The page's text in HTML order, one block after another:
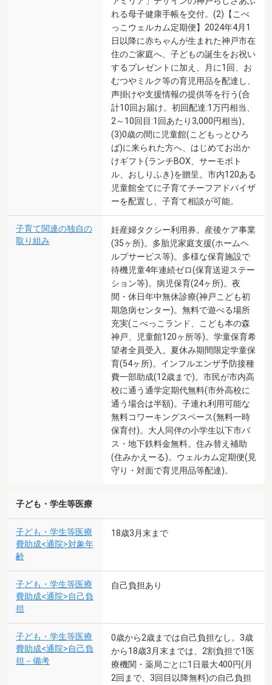
れる母子健康手帳を交付。(2)【こべ
っこウェルカム定期便】2024年4月1
日以降に赤ちゃんが生まれた神戸市在
住のご家庭へ、子どもの誕生をお祝い
するプレゼントに加え、月に1回、お
むつやミルク等の育児用品を配達し、
声掛けや支援情報の提供等を行う(合
計10回お届け。初回配達:1万円相当、
2～10回目:1回あたり3,000円相当)。
(3)0歳の間に児童館(こどもっとひろ
ば)に来られた方へ、はじめてお出か
けギフト(ランチBOX、サーモボト
ル、おしりふき)を贈呈。市内120ある
児童館全てに子育てチーフアドバイザ
ーを配置し、子育て相談が可能。
子育て関連の独自の
取り組み
妊産婦タクシー利用券。産後ケア事業
(35ヶ所)。多胎児家庭支援(ホームヘ
ルプサービス等)。多様な保育施設で
待機児童4年連続ゼロ(保育送迎ステー
ション等)。病児保育(24ヶ所)。夜
間・休日年中無休診療(神戸こども初
期急病センター)。無料で遊べる場所
充実(こべっこランド、こども本の森
神戸、児童館120ヶ所等)。学童保育希
望者全員受入。夏休み期間限定学童保
育(54ヶ所)。インフルエンザ予防接種
費一部助成(12歳まで)。市民が市内高
校に通う通学定期代無料(市外高校に
通う場合は半額)。子連れ利用可能な
無料コワーキングスペース(無料一時
保育付)。大人同伴の小学生以下市バ
ス・地下鉄料金無料。住み替え補助
(住みかえーる)。ウェルカム定期便(見
守り・対面で育児用品等配達)。
子ども・学生等医療
子ども・学生等医療
費助成<通院>対象年
齢
18歳3月末まで
子ども・学生等医療
費助成<通院>自己負
担
自己負担あり
子ども・学生等医療
費助成<通院>自己負
担－備考
0歳から2歳までは自己負担なし。3歳
から18歳3月末までは、2割負担で1医
療機関・薬局ごとに1日最大400円(月
2回まで、3回目以降無料)の自己負担